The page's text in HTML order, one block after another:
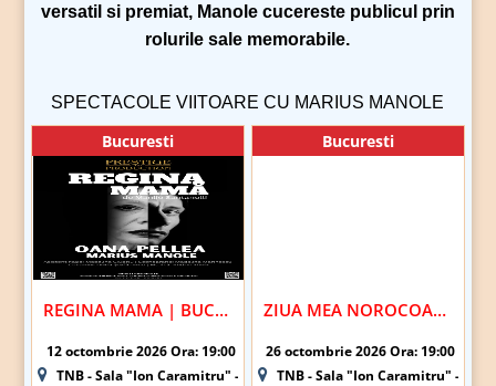
versatil si premiat, Manole cucereste publicul prin
rolurile sale memorabile.
SPECTACOLE VIITOARE CU MARIUS MANOLE
Bucuresti
REGINA MAMA | BUCURESTI
12 octombrie 2026 Ora: 19:00
TNB - Sala "Ion Caramitru" - Bucuresti
Bucuresti
ZIUA MEA NOROCOASA | BUCURESTI
26 octombrie 2026 Ora: 19:00
TNB - Sala "Ion Caramitru" -